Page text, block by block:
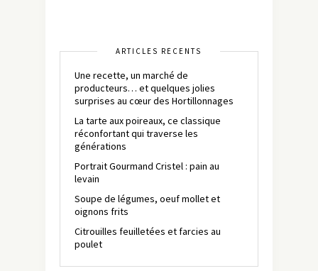
ARTICLES RÉCENTS
Une recette, un marché de
producteurs… et quelques jolies
surprises au cœur des Hortillonnages
La tarte aux poireaux, ce classique
réconfortant qui traverse les
générations
Portrait Gourmand Cristel : pain au
levain
Soupe de légumes, oeuf mollet et
oignons frits
Citrouilles feuilletées et farcies au
poulet